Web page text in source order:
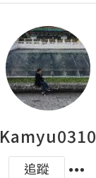
Kamyu0310
追蹤